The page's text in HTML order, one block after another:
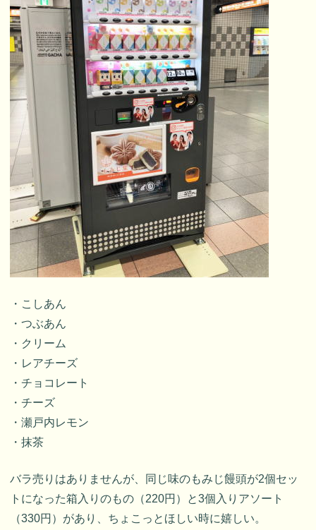
・こしあん
・つぶあん
・クリーム
・レアチーズ
・チョコレート
・チーズ
・瀬戸内レモン
・抹茶
バラ売りはありませんが、同じ味のもみじ饅頭が2個セッ
トになった箱入りのもの（220円）と3個入りアソート
（330円）があり、ちょこっとほしい時に嬉しい。